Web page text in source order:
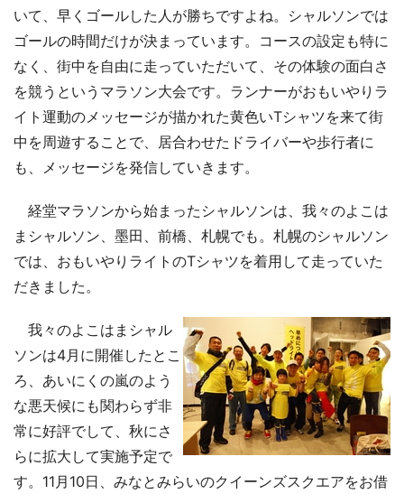
いて、早くゴールした人が勝ちですよね。シャルソンでは
ゴールの時間だけが決まっています。コースの設定も特に
なく、街中を自由に走っていただいて、その体験の面白さ
を競うというマラソン大会です。ランナーがおもいやりラ
イト運動のメッセージが描かれた黄色いTシャツを来て街
中を周遊することで、居合わせたドライバーや歩行者に
も、メッセージを発信していきます。
経堂マラソンから始まったシャルソンは、我々のよこは
まシャルソン、墨田、前橋、札幌でも。札幌のシャルソン
では、おもいやりライトのTシャツを着用して走っていた
だきました。
我々のよこはまシャル
ソンは4月に開催したとこ
ろ、あいにくの嵐のよう
な悪天候にも関わらず非
常に好評でして、秋にさ
らに拡大して実施予定で
す。11月10日、みなとみらいのクイーンズスクエアをお借